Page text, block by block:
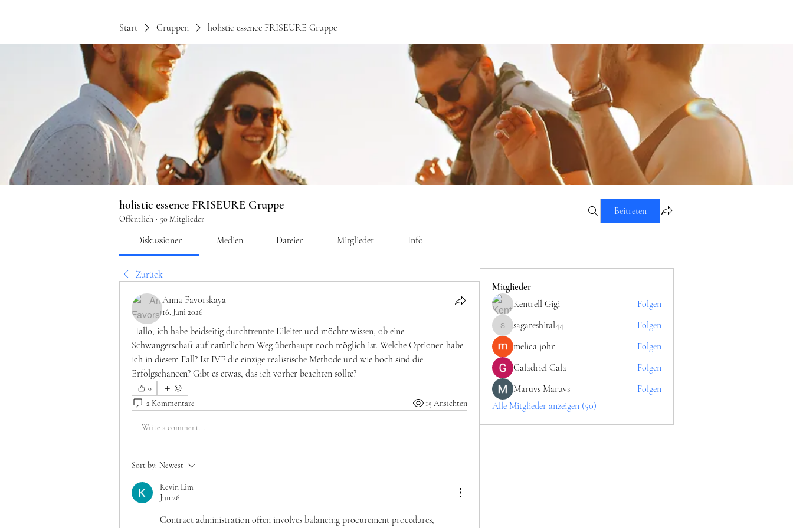
Start Gruppen holistic essence FRISEURE Gruppe
holistic essence FRISEURE Gruppe
Öffentlich · 50 Mitglieder
Beitreten
Diskussionen Medien Dateien Mitglieder Info
Zurück
Anna Favorskaya
16. Juni 2026
Hallo, ich habe beidseitig durchtrennte Eileiter und möchte wissen, ob eine
Schwangerschaft auf natürlichem Weg überhaupt noch möglich ist. Welche Optionen habe
ich in diesem Fall? Ist IVF die einzige realistische Methode und wie hoch sind die
Erfolgschancen? Gibt es etwas, das ich vorher beachten sollte?
0
2 Kommentare 15 Ansichten
Write a comment...
Sort by: Newest
Kevin Lim
Jun 26
Contract administration often involves balancing procurement procedures,
Mitglieder
Kentrell Gigi
Folgen
sagareshital44
sagareshital44
Folgen
melica john
Folgen
Galadriel Gala
Folgen
Maruvs Maruvs
Folgen
Alle Mitglieder anzeigen (50)